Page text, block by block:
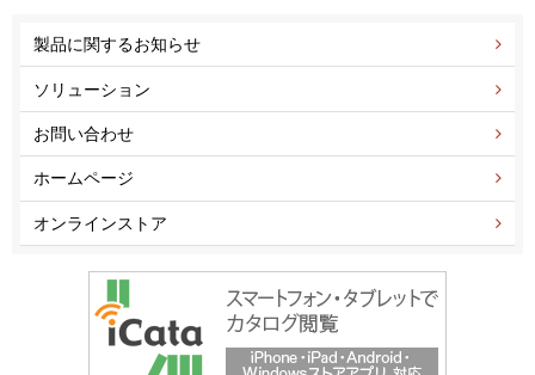
製品に関するお知らせ
ソリューション
お問い合わせ
ホームページ
オンラインストア